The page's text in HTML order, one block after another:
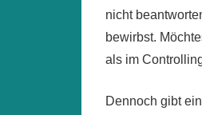
nicht
bewirbst.
als im
Dennoch gibt